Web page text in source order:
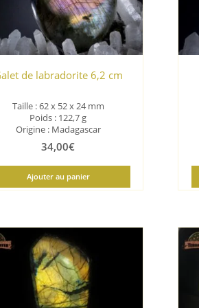
de labradorite 6,2 cm
Taille :62 x 52 x 24 mm
Poids : 122,7 g
Origine : Madagascar
34,00€
Ajouter au panier